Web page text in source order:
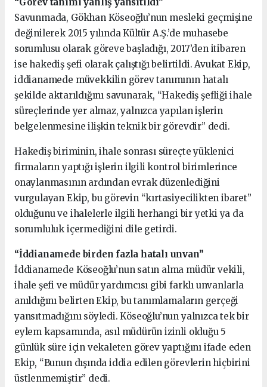
Savunmada, Gökhan Köseoğlu’nun mesleki geçmişine
değinilerek 2015 yılında Kültür A.Ş.’de muhasebe
sorumlusu olarak göreve başladığı, 2017’den itibaren
ise hakediş şefi olarak çalıştığı belirtildi. Avukat Ekip,
iddianamede müvekkilin görev tanımının hatalı
şekilde aktarıldığını savunarak, “Hakediş şefliği ihale
süreçlerinde yer almaz, yalnızca yapılan işlerin
belgelenmesine ilişkin teknik bir görevdir” dedi.
Hakediş biriminin, ihale sonrası süreçte yüklenici
firmaların yaptığı işlerin ilgili kontrol birimlerince
onaylanmasının ardından evrak düzenlediğini
vurgulayan Ekip, bu görevin “kırtasiyecilikten ibaret”
olduğunu ve ihalelerle ilgili herhangi bir yetki ya da
sorumluluk içermediğini dile getirdi.
“İddianamede birden fazla hatalı unvan”
İddianamede Köseoğlu’nun satın alma müdür vekili,
ihale şefi ve müdür yardımcısı gibi farklı unvanlarla
anıldığını belirten Ekip, bu tanımlamaların gerçeği
yansıtmadığını söyledi. Köseoğlu’nun yalnızca tek bir
eylem kapsamında, asıl müdürün izinli olduğu 5
günlük süre için vekaleten görev yaptığını ifade eden
Ekip, “Bunun dışında iddia edilen görevlerin hiçbirini
üstlenmemiştir” dedi.